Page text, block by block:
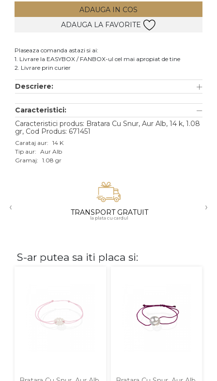
Bratari
Lanturi
Pandantive
Accesorii
Aur galben
Aur alb
Aur roz
Cu pietre
Diamante
ADAUGA IN COS
ADAUGA LA FAVORITE
Plaseaza comanda astazi si ai:
1. Livrare la EASYBOX / FANBOX-ul cel mai apropiat de tine
2. Livrare prin curier
Descriere:
Caracteristici:
Caracteristici produs: Bratara Cu Snur, Aur Alb, 14 k, 1.08
gr, Cod Produs: 671451
Carataj aur: 14 K
Tip aur: Aur Alb
Gramaj: 1.08 gr
‹ TRANSPORT GRATUIT
la plata cu cardul
›
S-ar putea sa iti placa si: